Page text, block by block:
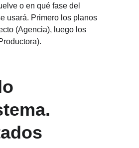
o en qué fase del
usará. Primero los planos
(Agencia), luego los